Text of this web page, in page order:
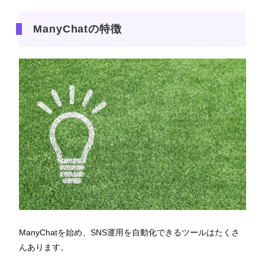
ManyChatの特徴
ManyChatを始め、SNS運用を自動化できるツールはたくさ
んあります。